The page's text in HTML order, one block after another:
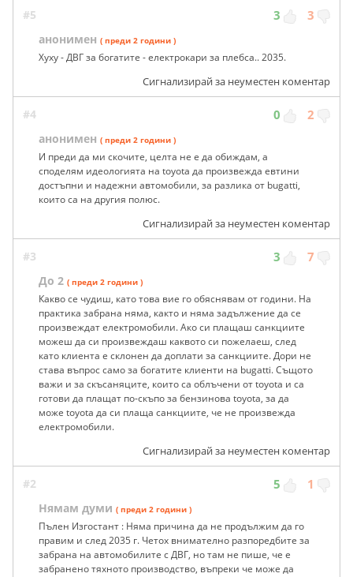
#5 3 3
анонимен ( преди 2 години )
Хуху - ДВГ за богатите - електрокари за плебса.. 2035.
Сигнализирай за неуместен коментар
#4 0 2
анонимен ( преди 2 години )
И преди да ми скочите, целта не е да обиждам, а
споделям идеологията на toyota да произвежда евтини
достъпни и надежни автомобили, за разлика от bugatti,
които са на другия полюс.
Сигнализирай за неуместен коментар
#3 3 7
До 2 ( преди 2 години )
Какво се чудиш, като това вие го обяснявам от години. На
практика забрана няма, както и няма задължение да се
произвеждат електромобили. Ако си плащаш санкциите
можеш да си произвеждаш каквото си пожелаеш, след
като клиента е склонен да доплати за санкциите. Дори не
става въпрос само за богатите клиенти на bugatti. Същото
важи и за скъсаняците, които са облъчени от toyota и са
готови да плащат по-скъпо за бензинова toyota, за да
може toyota да си плаща санкциите, че не произвежда
електромобили.
Сигнализирай за неуместен коментар
#2 5 1
Нямам думи ( преди 2 години )
Пълен Изгостант : Няма причина да не продължим да го
правим и след 2035 г. Четох внимателно разпоредбите за
забрана на автомобилите с ДВГ, но там не пише, че е
забранено тяхното производство, въпреки че може да